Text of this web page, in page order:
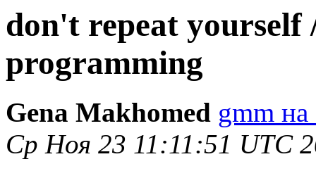
don't repeat yourself
programming
Gena Makhomed gmm на
Ср Ноя 23 11:11:51 UTC